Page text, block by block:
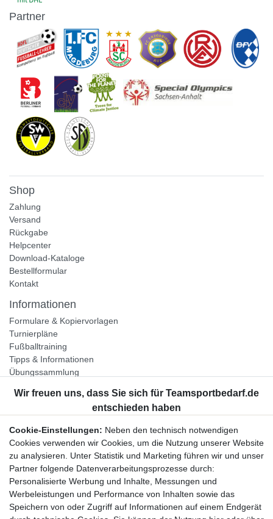
Partner
Shop
Zahlung
Versand
Rückgabe
Helpcenter
Download-Kataloge
Bestellformular
Kontakt
Informationen
Formulare & Kopiervorlagen
Turnierpläne
Fußballtraining
Tipps & Informationen
Übungssammlung
Unternehmen
Widerrufsrecht
Bestellung widerrufen
Datenschutzerklärung
AGB
Impressum
Cookie-Einstellungen: Neben den technisch notwendigen
Cookies verwenden wir Cookies, um die Nutzung unserer Website
zu analysieren. Unter Statistik und Marketing führen wir und unser
Partner folgende Datenverarbeitungsprozesse durch:
Personalisierte Werbung und Inhalte, Messungen und
Werbeleistungen und Performance von Inhalten sowie das
Speichern von oder Zugriff auf Informationen auf einem Endgerät